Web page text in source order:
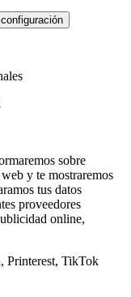
sobre
y te mostraremos
tus datos
proveedores
online,
Printerest, TikTok